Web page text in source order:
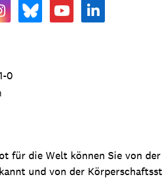
0
für die Welt können Sie von
und von der